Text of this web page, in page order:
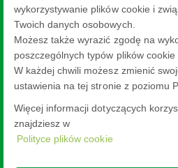
wykorzystywanie plików cookie i
Twoich danych osobowych.
Możesz także wyrazić zgodę na
poszczególnych typów plików cookie
W każdej chwili możesz zmienić
ustawienia na tej stronie z poziomu
Więcej informacji dotyczących
znajdziesz w
Polityce plików cookie